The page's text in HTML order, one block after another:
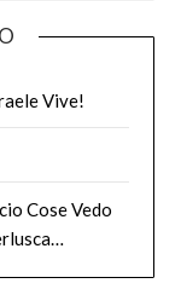
Vive!
Cose Vedo